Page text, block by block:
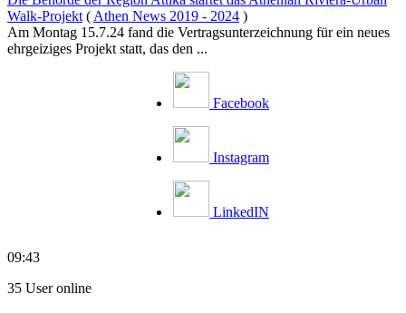
Walk-Projekt ( Athen News 2019 - 2024 )
Am Montag 15.7.24 fand die Vertragsunterzeichnung für ein neues
ehrgeiziges Projekt statt, das den ...
Facebook
Instagram
LinkedIN
09:43
35 User online